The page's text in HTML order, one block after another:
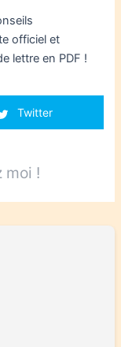
officiel et
lettre en PDF !
Twitter
moi !